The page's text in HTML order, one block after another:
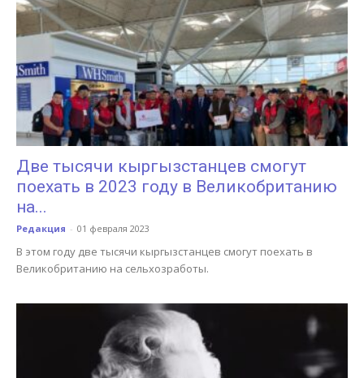
Две тысячи кыргызстанцев смогут
поехать в 2023 году в Великобританию
на...
Редакция - 01 февраля 2023
В этом году две тысячи кыргызстанцев смогут поехать в
Великобританию на сельхозработы.